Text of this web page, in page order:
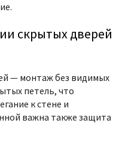
скрытых дверей
— монтаж без видимых
петель, что
к стене и
важна также защита